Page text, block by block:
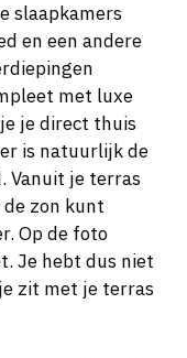
slaapkamers
en een andere
met luxe
je direct thuis
is natuurlijk de
Vanuit je terras
zon kunt
Op de foto
Je hebt dus niet
zit met je terras